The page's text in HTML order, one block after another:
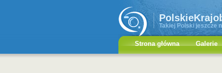
Takiej Polski jeszcze
Strona główna Galerie